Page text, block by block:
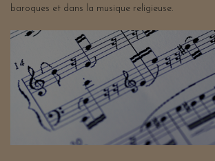
baroques et dans la musique religieuse.